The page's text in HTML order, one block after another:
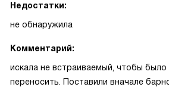
Недостатки:
не обнаружила
Комментарий:
искала не встраиваемый, чтобы было
переносить. Поставили вначале